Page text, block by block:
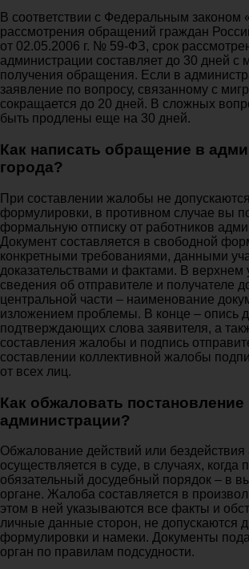
В соответствии с Федеральным законом
рассмотрения обращений граждан
от 02.05.2006 г. № 59-ФЗ, срок
администрации составляет до 30 дней с
получения обращения. Если в
заявление по вопросу, связанному с
сокращается до 20 дней. В сложных
быть продлены еще на 30 дней.
Как написать обращение в
города?
При составлении жалобы не
формулировки, в противном случае вы
формальную отписку от работников
Документ составляется в свободной
конкретными требованиями, данными
доказательствами и фактами. В верхнем
сведения об отправителе и получателе
центральной части – наименование
изложением проблемы. В конце – опись
подтверждающих слова заявителя, а
составления жалобы и подпись
составлении коллективной жалобы
от всех лиц.
Как обжаловать постановление
администрации?
Обжалование действий или
осуществляется в суде, в случаях, когда
обязательный досудебный порядок – в
органе. Жалоба составляется в
этом в ней указываются все факты и
личные данные сторон, не допускаются
формулировки и намеки. Документы
орган по правилам подсудности.